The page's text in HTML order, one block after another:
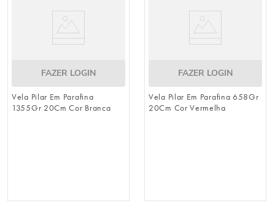
FAZER LOGIN
Vela Pilar Em Parafina
1355Gr 20Cm Cor Branca
FAZER LOGIN
Vela Pilar Em Parafina 658Gr
20Cm Cor Vermelha